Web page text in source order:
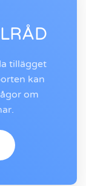
tillägget
kan
om